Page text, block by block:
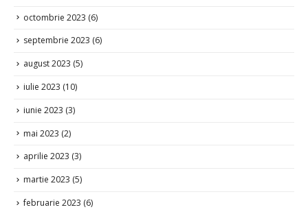
octombrie 2023 (6)
septembrie 2023 (6)
august 2023 (5)
iulie 2023 (10)
iunie 2023 (3)
mai 2023 (2)
aprilie 2023 (3)
martie 2023 (5)
februarie 2023 (6)